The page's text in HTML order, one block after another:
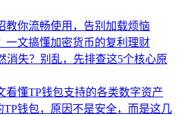
教你流畅使用，告别加载烦恼
一文搞懂加密货币的复利理财
消失？别乱，先排查这5个核心原
看懂TP钱包支持的各类数字资产
钱包，原因不是安全，而是这几